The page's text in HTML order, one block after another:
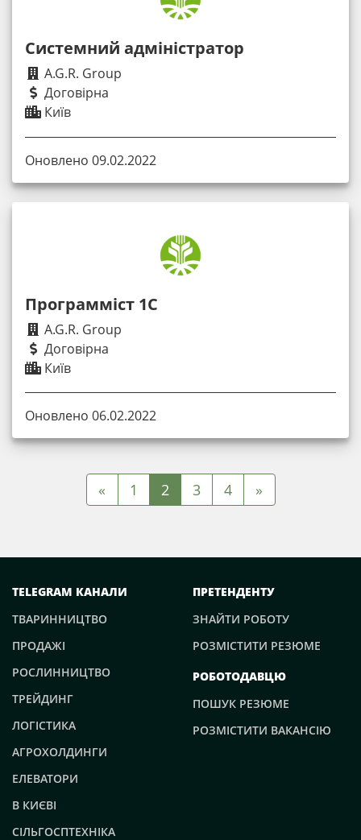
Системний адміністратор
A.G.R. Group
Договірна
Київ
Оновлено 09.02.2022
Программіст 1С
A.G.R. Group
Договірна
Київ
Оновлено 06.02.2022
« 1 2 3 4 »
TELEGRAM КАНАЛИ
ТВАРИННИЦТВО
ПРОДАЖІ
РОСЛИННИЦТВО
ТРЕЙДИНГ
ЛОГІСТИКА
АГРОХОЛДИНГИ
ЕЛЕВАТОРИ
В КИЄВІ
СІЛЬГОСПТЕХНІКА
ПРЕТЕНДЕНТУ
ЗНАЙТИ РОБОТУ
РОЗМІСТИТИ РЕЗЮМЕ
РОБОТОДАВЦЮ
ПОШУК РЕЗЮМЕ
РОЗМІСТИТИ ВАКАНСІЮ